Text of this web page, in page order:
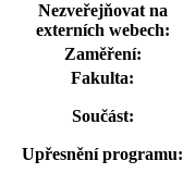
Nezveřejňovat na
externích webech:
Zaměření:
Fakulta:
Součást:
Upřesnění programu: